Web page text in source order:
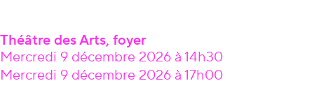
Théâtre des Arts, foyer
Mercredi 9 décembre 2026 à 14h30
Mercredi 9 décembre 2026 à 17h00